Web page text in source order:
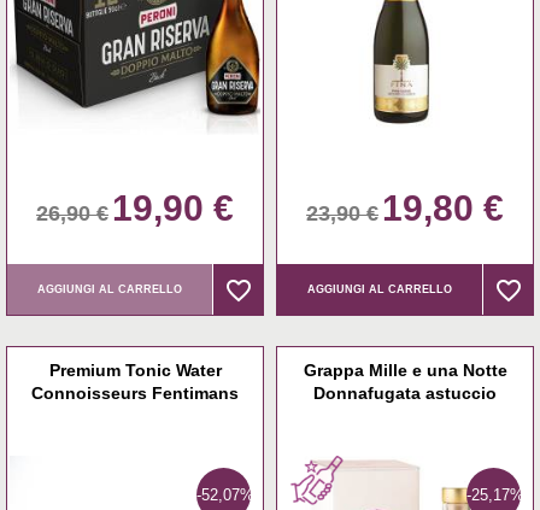
26,90 € 19,90 €
AGGIUNGI AL CARRELLO favorite_border
favorite_border
23,90 € 19,80 €
AGGIUNGI AL CARRELLO favorite_border
favorite_border
Premium Tonic Water
Connoisseurs Fentimans
-52,07%
Grappa Mille e una Notte
Donnafugata astuccio
-25,17%